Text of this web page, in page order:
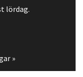
lördag.
»